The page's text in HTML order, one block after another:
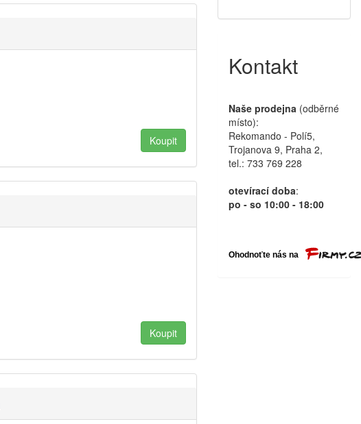
Kontakt
Naše prodejna (odběrné
místo):
Rekomando - Polí5,
Trojanova 9, Praha 2,
tel.: 733 769 228
otevírací doba:
po - so 10:00 - 18:00